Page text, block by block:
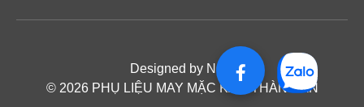
© 2026 PHỤ LIỆU MAY MẶC KAM THÀNH AN
Designed by NOS